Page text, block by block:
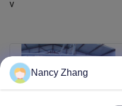
V
Nancy Zhang